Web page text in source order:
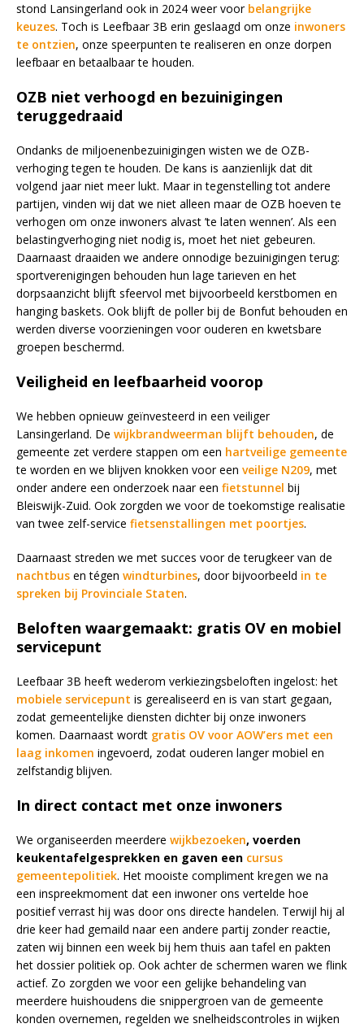
stond Lansingerland ook in 2024 weer voor belangrijke
keuzes. Toch is Leefbaar 3B erin geslaagd om onze inwoners
te ontzien, onze speerpunten te realiseren en onze dorpen
leefbaar en betaalbaar te houden.
OZB niet verhoogd en bezuinigingen
teruggedraaid
Ondanks de miljoenenbezuinigingen wisten we de OZB-
verhoging tegen te houden. De kans is aanzienlijk dat dit
volgend jaar niet meer lukt. Maar in tegenstelling tot andere
partijen, vinden wij dat we niet alleen maar de OZB hoeven te
verhogen om onze inwoners alvast ’te laten wennen’. Als een
belastingverhoging niet nodig is, moet het niet gebeuren.
Daarnaast draaiden we andere onnodige bezuinigingen terug:
sportverenigingen behouden hun lage tarieven en het
dorpsaanzicht blijft sfeervol met bijvoorbeeld kerstbomen en
hanging baskets. Ook blijft de poller bij de Bonfut behouden en
werden diverse voorzieningen voor ouderen en kwetsbare
groepen beschermd.
Veiligheid en leefbaarheid voorop
We hebben opnieuw geïnvesteerd in een veiliger
Lansingerland. De wijkbrandweerman blijft behouden, de
gemeente zet verdere stappen om een hartveilige gemeente
te worden en we blijven knokken voor een veilige N209, met
onder andere een onderzoek naar een fietstunnel bij
Bleiswijk-Zuid. Ook zorgden we voor de toekomstige realisatie
van twee zelf-service fietsenstallingen met poortjes.
Daarnaast streden we met succes voor de terugkeer van de
nachtbus en tégen windturbines, door bijvoorbeeld in te
spreken bij Provinciale Staten.
Beloften waargemaakt: gratis OV en mobiel
servicepunt
Leefbaar 3B heeft wederom verkiezingsbeloften ingelost: het
mobiele servicepunt is gerealiseerd en is van start gegaan,
zodat gemeentelijke diensten dichter bij onze inwoners
komen. Daarnaast wordt gratis OV voor AOW’ers met een
laag inkomen ingevoerd, zodat ouderen langer mobiel en
zelfstandig blijven.
In direct contact met onze inwoners
We organiseerden meerdere wijkbezoeken, voerden
keukentafelgesprekken en gaven een cursus
gemeentepolitiek. Het mooiste compliment kregen we na
een inspreekmoment dat een inwoner ons vertelde hoe
positief verrast hij was door ons directe handelen. Terwijl hij al
drie keer had gemaild naar een andere partij zonder reactie,
zaten wij binnen een week bij hem thuis aan tafel en pakten
het dossier politiek op. Ook achter de schermen waren we flink
actief. Zo zorgden we voor een gelijke behandeling van
meerdere huishoudens die snippergroen van de gemeente
konden overnemen, regelden we snelheidscontroles in wijken